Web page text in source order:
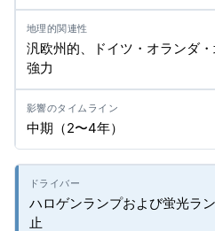
汎欧州的、ドイツ・オランダ
強力
中期（2〜4年）
ハロゲンランプおよび蛍光ラ
止